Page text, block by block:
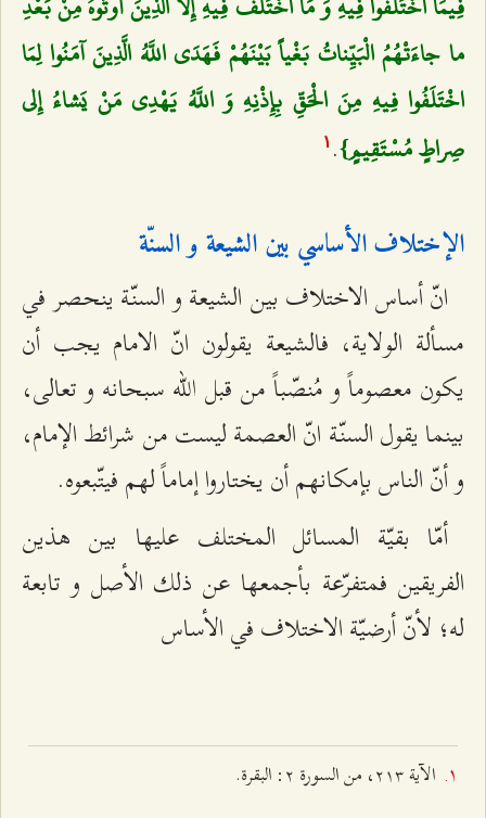
ما جاءَتْهُمُ الْبَيِّناتُ بَغْياً بَيْنَهُمْ فَهَدَى اللَّهُ الَّذِينَ آمَنُوا لِمَا
اخْتَلَفُوا فِيهِ مِنَ الْحَقِّ بِإِذْنِهِ وَ اللَّهُ يَهْدِي مَنْ يَشاءُ إِلى‌
صِراطٍ مُسْتَقِيمٍ}‌. ۱
الإختلاف الأساسي بين الشيعة و السنّة
انّ أساس الاختلاف بين الشيعة و السنّة ينحصر في
مسألة الولاية، فالشيعة يقولون انّ الامام يجب أن
يكون معصوماً و مُنصّباً من قبل الله سبحانه و تعالى،
بينما يقول السنّة انّ العصمة ليست من شرائط الإمام،
و أنّ الناس بإمكانهم أن يختاروا إماماً لهم فيتّبعوه.
أمّا بقيّة المسائل المختلف عليها بين هذين
الفريقين فمتفرّعة بأجمعها عن ذلك الأصل و تابعة
له؛ لأنّ أرضيّة الاختلاف في الأساس‌
الآية ٢۱٣، من السورة ٢: البقرة.